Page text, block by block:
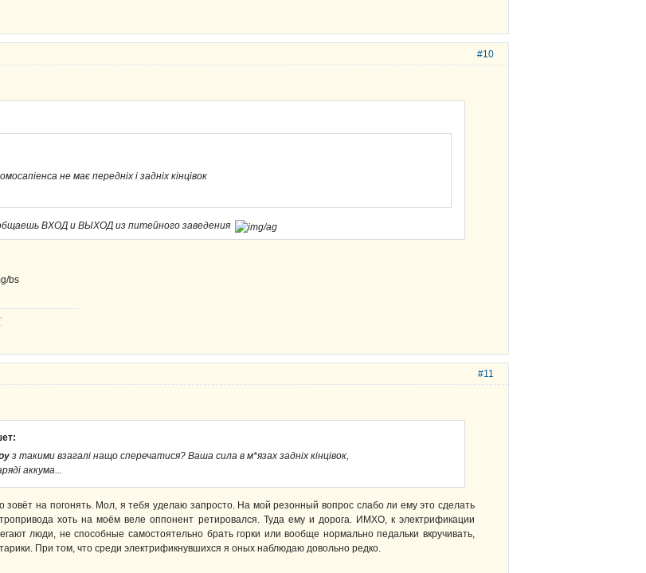
#10
не має передніх і задніх кінцівок
ВХОД и ВЫХОД из питейного заведения
#11
з такими взагалі нащо сперечатися? Ваша сила в м*язах задніх кінцівок,
аккума...
зовёт на погонять. Мол, я тебя уделаю запросто. На мой резонный вопрос слабо ли ему это сделать
хоть на моём веле оппонент ретировался. Туда ему и дорога. ИМХО, к электрификации
люди, не способные самостоятельно брать горки или вообще нормально педальки вкручивать,
При том, что среди электрификнувшихся я оных наблюдаю довольно редко.